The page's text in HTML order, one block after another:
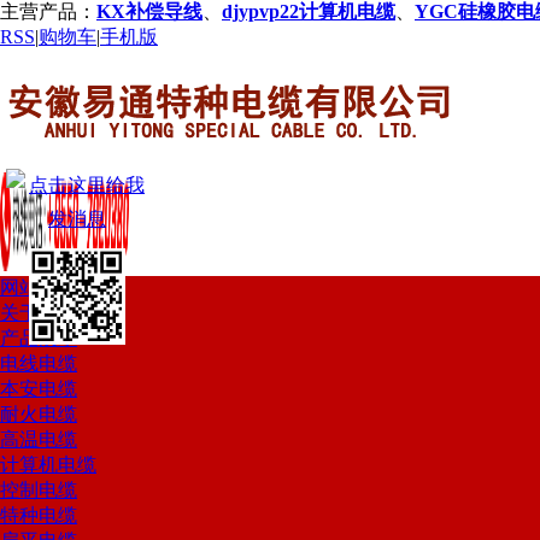
主营产品： KX补偿导线 djypvp22计算机电缆、 YGC硅橡胶电
RSS|购物车|手机版
网站首页
关于我们
产品展示
电线电缆
本安电缆
耐火电缆
高温电缆
计算机电缆
控制电缆
特种电缆